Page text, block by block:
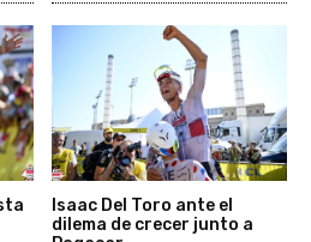
Isaac Del Toro ante el
dilema de crecer junto a